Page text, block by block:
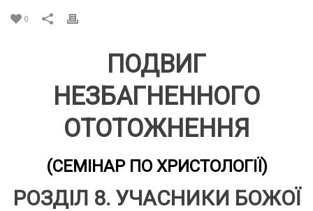
0
ПОДВИГ
НЕЗБАГНЕННОГО
ОТОТОЖНЕННЯ
(СЕМІНАР ПО ХРИСТОЛОГІЇ)
РОЗДІЛ 8. УЧАСНИКИ БОЖОЇ